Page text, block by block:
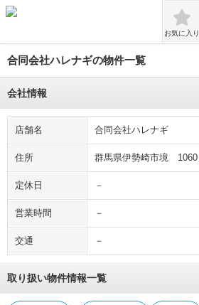
お気に入り
合同会社ハレナギの物件一覧
会社情報
店舗名 合同会社ハレナギ
住所 群馬県伊勢崎市境 1060
定休日 －
営業時間 －
交通 －
取り扱い物件情報一覧
tune 即入居可